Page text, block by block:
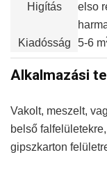
Higítás
elso
Kiadósság
5-6 m
Alkalmazási
Vakolt, meszelt,
belső
gipszkarton